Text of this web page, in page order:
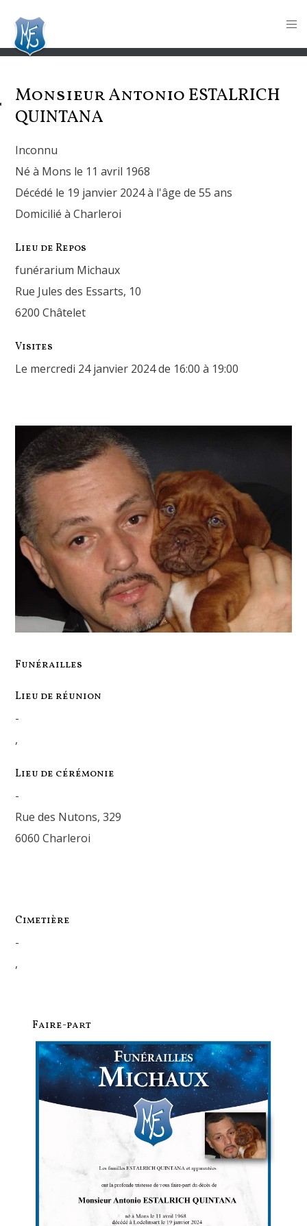
Monsieur Antonio ESTALRICH
QUINTANA
Inconnu
Né à Mons le 11 avril 1968
Décédé le 19 janvier 2024 à l'âge de 55 ans
Domicilié à Charleroi
Lieu de Repos
funérarium Michaux
Rue Jules des Essarts, 10
6200 Châtelet
Visites
Le mercredi 24 janvier 2024 de 16:00 à 19:00
Funérailles
Lieu de réunion
-
,
Lieu de cérémonie
-
Rue des Nutons, 329
6060 Charleroi
Cimetière
-
,
Faire-part